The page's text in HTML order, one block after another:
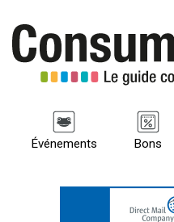
Événements Bons